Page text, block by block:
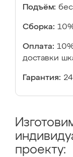
Подъём:
Сборка:
Оплата:
доставки
Гарантия:
проекту: